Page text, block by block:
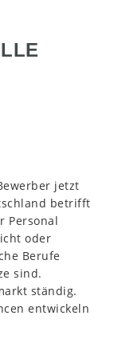
jetzt
betrifft
Personal
oder
Berufe
sind.
ständig.
entwickeln